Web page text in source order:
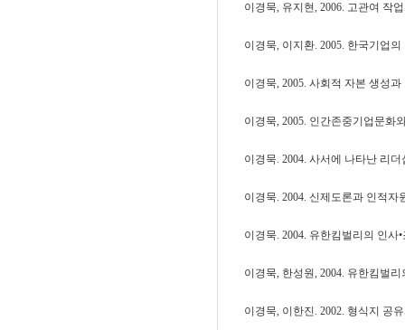
이경묵, 유지현, 2006. 고관여 작
이경묵, 이지환. 2005. 한국기업
이경묵, 2005. 사회적 자본 생성
이경묵, 2005. 인간존중기업문화
이경묵. 2004. 사서에 나타난 리
이경묵. 2004. 신제도론과 인적자
이경묵. 2004. 유한킴벌리의 인사
이경묵, 한성원, 2004. 유한킴벌
이경묵, 이한진. 2002. 형식지 공